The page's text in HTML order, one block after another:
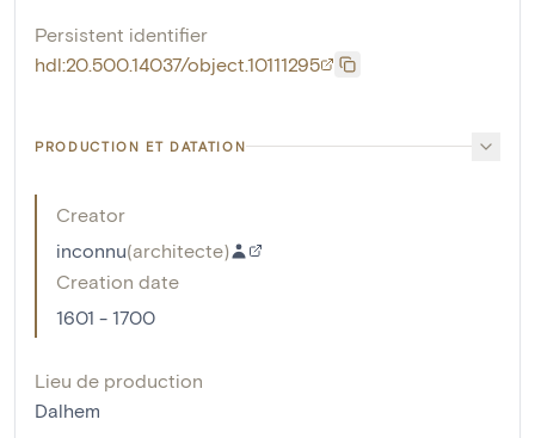
Persistent identifier
hdl:20.500.14037/object.10111295
PRODUCTION ET DATATION
Creator
inconnu(architecte)
Creation date
1601 - 1700
Lieu de production
Dalhem